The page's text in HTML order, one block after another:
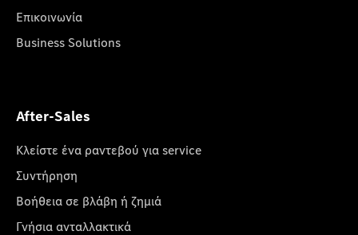
Επικοινωνία
Business Solutions
After-Sales
Κλείστε ένα ραντεβού για service
Συντήρηση
Βοήθεια σε βλάβη ή ζημιά
Γνήσια ανταλλακτικά